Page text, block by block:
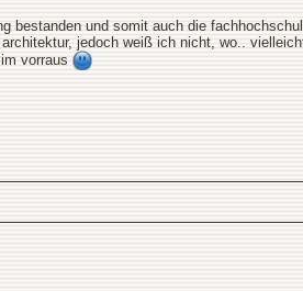
bestanden und somit auch die
jedoch weiß ich nicht, wo..
vorraus